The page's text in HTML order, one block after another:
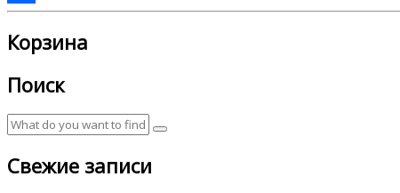
Отправить
Корзина
Поиск
Свежие записи